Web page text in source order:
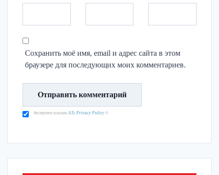
Сохранить моё имя, email и адрес сайта в этом
браузере для последующих моих комментариев.
доступен плагин ATs Privacy Policy ©